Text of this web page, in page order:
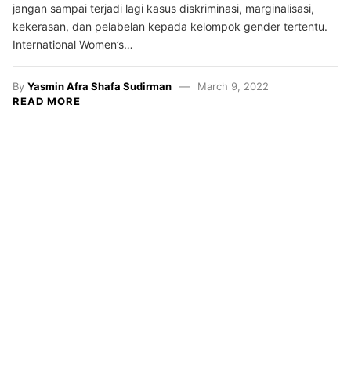
jangan sampai terjadi lagi kasus diskriminasi, marginalisasi,
kekerasan, dan pelabelan kepada kelompok gender tertentu.
International Women’s…
By Yasmin Afra Shafa Sudirman
March 9, 2022
READ MORE